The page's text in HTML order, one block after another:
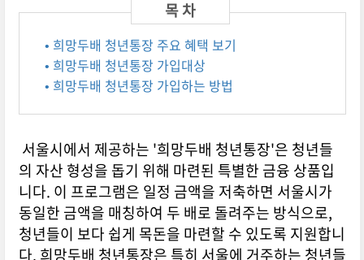
• 희망두배 청년통장 주요 혜택 보기
• 희망두배 청년통장 가입대상
• 희망두배 청년통장 가입하는 방법
서울시에서 제공하는 '희망두배 청년통장'은 청년들
의 자산 형성을 돕기 위해 마련된 특별한 금융 상품입
니다. 이 프로그램은 일정 금액을 저축하면 서울시가
동일한 금액을 매칭하여 두 배로 돌려주는 방식으로,
청년들이 보다 쉽게 목돈을 마련할 수 있도록 지원합니
다. 희망두배 청년통장은 특히 서울에 거주하는 청년들